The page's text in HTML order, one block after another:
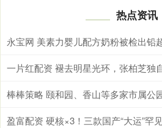
热点资讯
棒棒策略 颐和园、香山等多家市属公
盈富配资 硬核×3！三款国产“大运”罕